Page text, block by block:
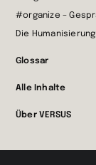
#organize –
Die
Glossar
Alle Inhalte
Über VERSUS